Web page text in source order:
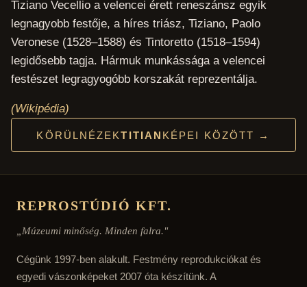
Tiziano Vecellio a velencei érett reneszánsz egyik
legnagyobb festője, a híres triász, Tiziano, Paolo
Veronese (1528–1588) és Tintoretto (1518–1594)
legidősebb tagja. Hármuk munkássága a velencei
festészet legragyogóbb korszakát reprezentálja.
(Wikipédia)
KÖRÜLNÉZEKTITIAN KÉPEI KÖZÖTT →
REPROSTÚDIÓ KFT.
„Múzeumi minőség. Minden falra."
Cégünk 1997-ben alakult. Festmény reprodukciókat és
egyedi vászonképeket 2007 óta készítünk. A